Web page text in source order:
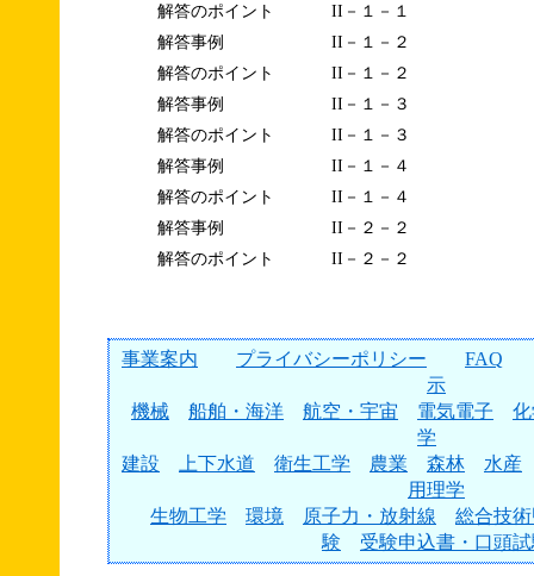
解答のポイント
II－１－１
解答事例
II－１－２
解答のポイント
II－１－２
解答事例
II－１－３
解答のポイント
II－１－３
解答事例
II－１－４
解答のポイント
II－１－４
解答事例
II－２－２
解答のポイント
II－２－２
事業案内 プライバシーポリシー
FAQ
示
機械
船舶・海洋 航空・宇宙 電気電子
学
建設
上下水道 衛生工学 農業 森林
水産
用理学
生物工学
環境 原子力・放射線
総合技
験
受験申込書・口頭